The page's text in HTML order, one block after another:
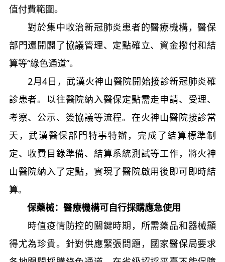
值付費範圍。
對於集中收治新冠肺炎患者的醫療機構，醫保
部門還開闢了協議管理、定點確立、資金撥付和結
算等“綠色通道”。
2月4日，武漢火神山醫院開始接診新冠肺炎確
診患者。以往醫院納入醫保定點需走申請、受理、
考察、公示、簽協議等流程。在火神山醫院接診當
天，武漢醫保部門特事特辦，完成了結算標準制
定、收費目錄準備、結算系統測試等工作，將火神
山醫院納入了定點，實現了醫院啟用後即可即時結
算。
保藥械：醫療機構可自行採購應急使用
時值疫情防控的關鍵時期，所需藥品和器械顯
得尤為珍貴。針對供應緊張問題，國家醫保局要求